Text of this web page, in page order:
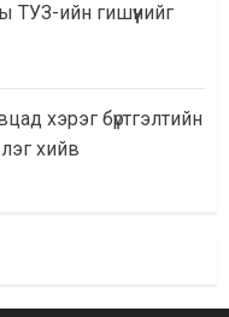
ийн гишүүнийг
хэрэг бүртгэлтийн
хийв